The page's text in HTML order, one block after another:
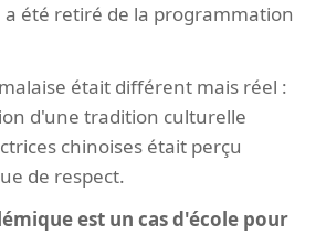
été retiré de la programmation
était différent mais réel :
d'une tradition culturelle
chinoises était perçu
de respect.
est un cas d'école pour